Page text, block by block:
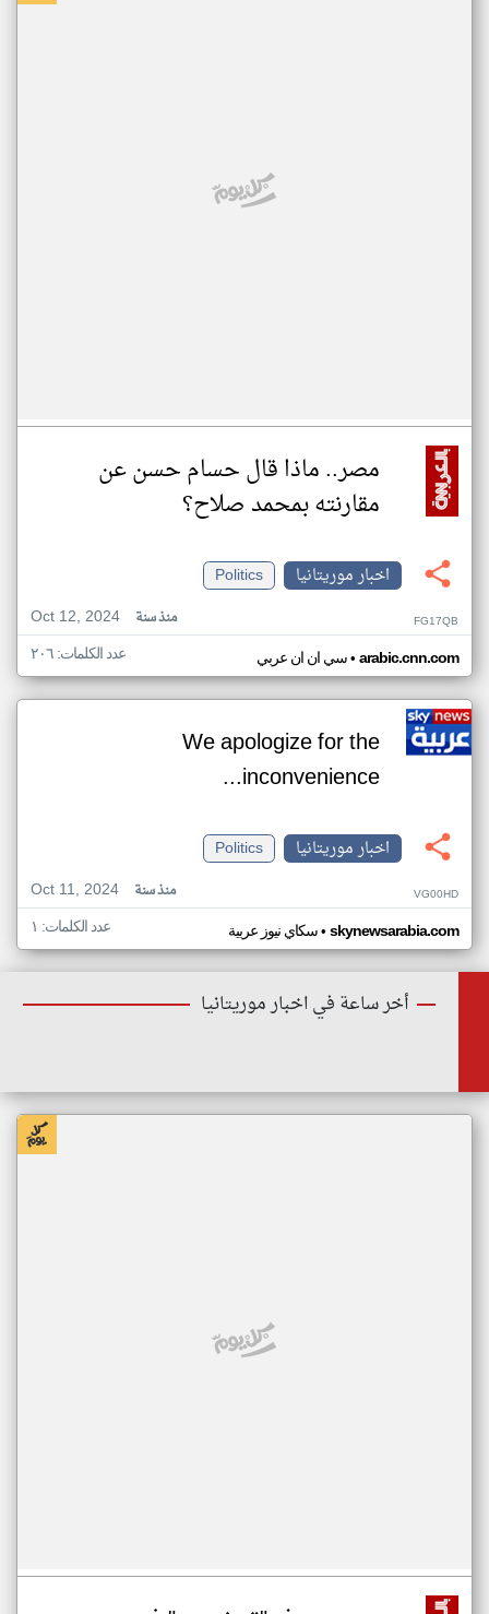
مصر.. ماذا قال حسام حسن عن
مقارنته بمحمد صلاح؟
اخبار موريتانيا
Politics
Oct 12, 2024
منذ سنة FG17QB
سي ان ان عربي• arabic.cnn.com عدد الكلمات: ٢٠٦
We apologize for the
inconvenience...
اخبار موريتانيا
Politics
Oct 11, 2024
منذ سنة VG00HD
سكاي نيوز عربية• skynewsarabia.com عدد الكلمات: ١
أخر ساعة في اخبار موريتانيا